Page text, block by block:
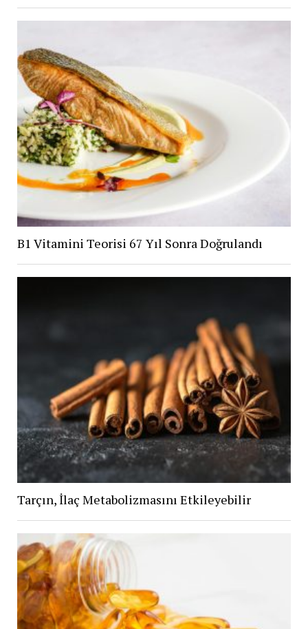
B1 Vitamini Teorisi 67 Yıl Sonra Doğrulandı
Tarçın, İlaç Metabolizmasını Etkileyebilir